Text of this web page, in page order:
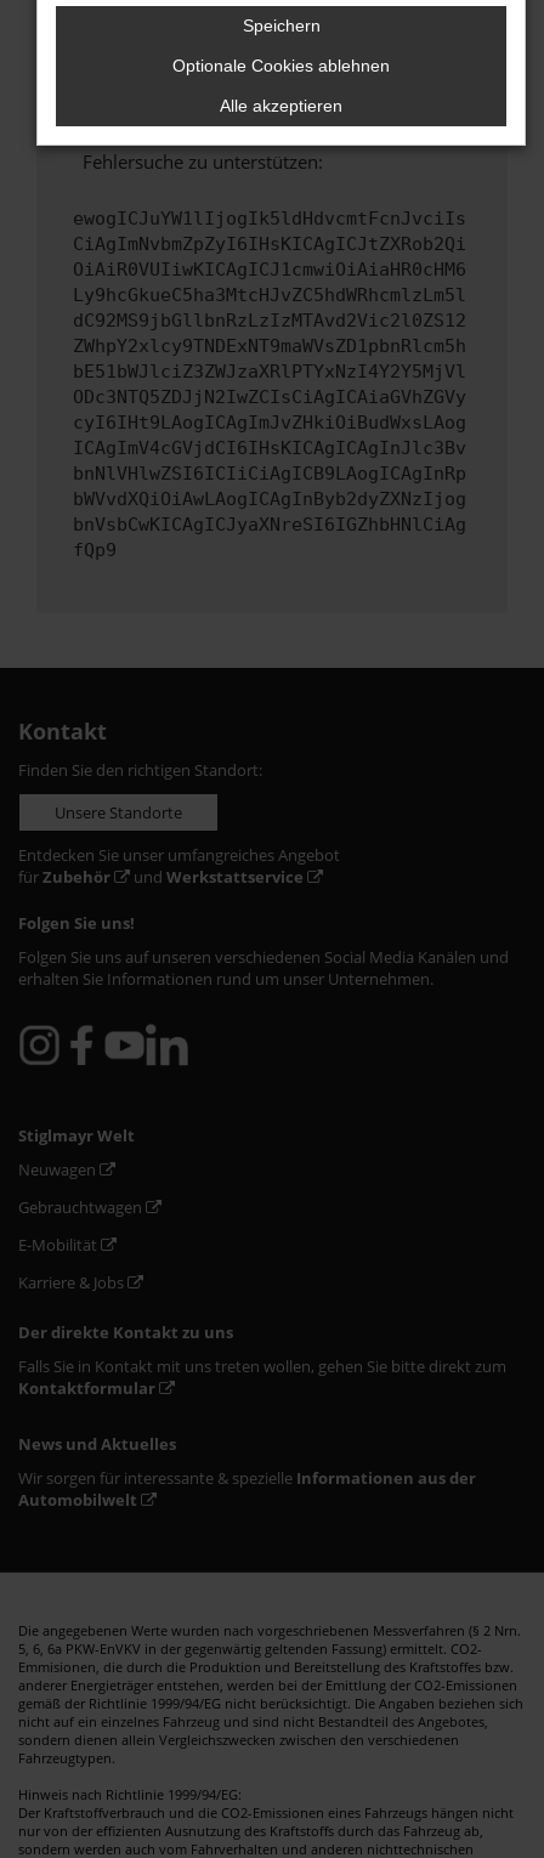
Wende dich an den Webseitenbetreiber.
Wenn du alle oben genannten Schritte versucht
hast, kontaktiere uns bitte. Wir werden
versuchen, das Problem zu beheben. Du kannst
uns diesen Text schicken, um uns bei der
Fehlersuche zu unterstützen:
ewogICJuYW1lIjogIk5ldHdvcmtFcnJvciIs
CiAgImNvbmZpZyI6IHsKICAgICJtZXRob2Qi
OiAiR0VUIiwKICAgICJ1cmwiOiAiaHR0cHM6
Ly9hcGkueC5ha3MtcHJvZC5hdWRhcmlzLm5l
dC92MS9jbGllbnRzLzIzMTAvd2Vic2l0ZS12
ZWhpY2xlcy9TNDExNT9maWVsZD1pbnRlcm5h
bE51bWJlciZ3ZWJzaXRlPTYxNzI4Y2Y5MjVl
ODc3NTQ5ZDJjN2IwZCIsCiAgICAiaGVhZGVy
cyI6IHt9LAogICAgImJvZHkiOiBudWxsLAog
ICAgImV4cGVjdCI6IHsKICAgICAgInJlc3Bv
bnNlVHlwZSI6ICIiCiAgICB9LAogICAgInRp
bWVvdXQiOiAwLAogICAgInByb2dyZXNzIjog
bnVsbCwKICAgICJyaXNreSI6IGZhbHNlCiAg
fQp9
Kontakt
Finden Sie den richtigen Standort:
Unsere Standorte
Entdecken Sie unser umfangreiches Angebot
fürZubehör und Werkstattservice
Folgen Sie uns!
Folgen Sie uns auf unseren verschiedenen Social Media Kanälen und
erhalten Sie Informationen rund um unser Unternehmen.
Stiglmayr Welt
Neuwagen
Gebrauchtwagen
E-Mobilität
Karriere & Jobs
Der direkte Kontakt zu uns
Falls Sie in Kontakt mit uns treten wollen, gehen Sie bitte direkt zum
Kontaktformular
News und Aktuelles
Wir sorgen für interessante & spezielle Informationen aus der
Automobilwelt
Die angegebenen Werte wurden nach vorgeschriebenen Messverfahren (§ 2 Nrn.
5, 6, 6a PKW-EnVKV in der gegenwärtig geltenden Fassung) ermittelt. CO2-
Emmisionen, die durch die Produktion und Bereitstellung des Kraftstoffes bzw.
anderer Energieträger entstehen, werden bei der Emittlung der CO2-Emissionen
gemäß der Richtlinie 1999/94/EG nicht berücksichtigt. Die Angaben beziehen sich
nicht auf ein einzelnes Fahrzeug und sind nicht Bestandteil des Angebotes,
sondern dienen allein Vergleichszwecken zwischen den verschiedenen
Fahrzeugtypen.
Hinweis nach Richtlinie 1999/94/EG:
Der Kraftstoffverbrauch und die CO2-Emissionen eines Fahrzeugs hängen nicht
nur von der effizienten Ausnutzung des Kraftstoffs durch das Fahrzeug ab,
sondern werden auch vom Fahrverhalten und anderen nichttechnischen
Speichern
Optionale Cookies ablehnen
Alle akzeptieren